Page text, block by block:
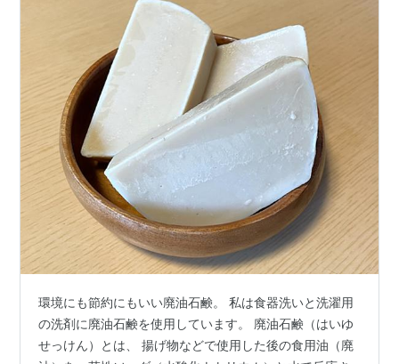
環境にも節約にもいい廃油石鹸。 私は食器洗いと洗濯用
の洗剤に廃油石鹸を使用しています。 廃油石鹸（はいゆ
せっけん）とは、 揚げ物などで使用した後の食用油（廃